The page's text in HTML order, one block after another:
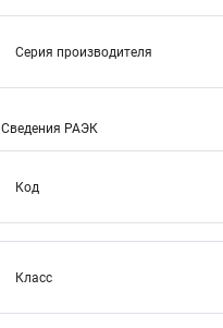
Серия производителя
Сведения РАЭК
Код
Класс